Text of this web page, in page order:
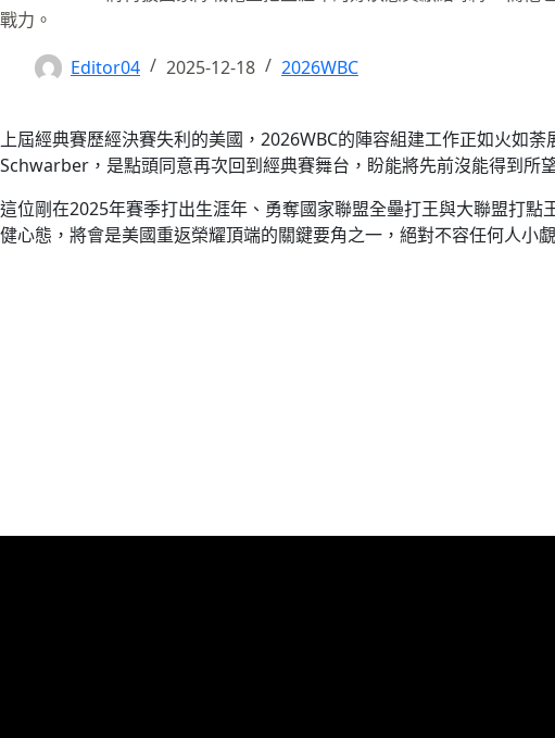
戰力。
Editor04
2025-12-18 2026WBC
上屆經典賽歷經決賽失利的美國，2026WBC的陣容組建工作正如火如
Schwarber，是點頭同意再次回到經典賽舞台，盼能將先前沒能得到所
這位剛在2025年賽季打出生涯年、勇奪國家聯盟全壘打王與大聯盟打
健心態，將會是美國重返榮耀頂端的關鍵要角之一，絕對不容任何人小覷